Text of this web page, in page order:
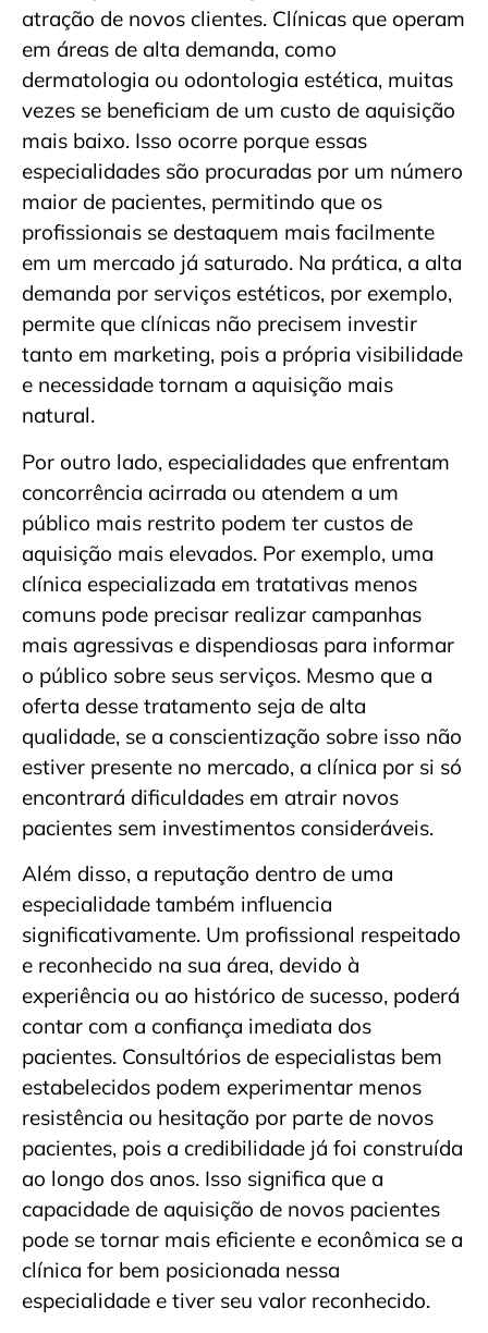
atração de novos clientes. Clínicas que operam
em áreas de alta demanda, como
dermatologia ou odontologia estética, muitas
vezes se beneficiam de um custo de aquisição
mais baixo. Isso ocorre porque essas
especialidades são procuradas por um número
maior de pacientes, permitindo que os
profissionais se destaquem mais facilmente
em um mercado já saturado. Na prática, a alta
demanda por serviços estéticos, por exemplo,
permite que clínicas não precisem investir
tanto em marketing, pois a própria visibilidade
e necessidade tornam a aquisição mais
natural.
Por outro lado, especialidades que enfrentam
concorrência acirrada ou atendem a um
público mais restrito podem ter custos de
aquisição mais elevados. Por exemplo, uma
clínica especializada em tratativas menos
comuns pode precisar realizar campanhas
mais agressivas e dispendiosas para informar
o público sobre seus serviços. Mesmo que a
oferta desse tratamento seja de alta
qualidade, se a conscientização sobre isso não
estiver presente no mercado, a clínica por si só
encontrará dificuldades em atrair novos
pacientes sem investimentos consideráveis.
Além disso, a reputação dentro de uma
especialidade também influencia
significativamente. Um profissional respeitado
e reconhecido na sua área, devido à
experiência ou ao histórico de sucesso, poderá
contar com a confiança imediata dos
pacientes. Consultórios de especialistas bem
estabelecidos podem experimentar menos
resistência ou hesitação por parte de novos
pacientes, pois a credibilidade já foi construída
ao longo dos anos. Isso significa que a
capacidade de aquisição de novos pacientes
pode se tornar mais eficiente e econômica se a
clínica for bem posicionada nessa
especialidade e tiver seu valor reconhecido.